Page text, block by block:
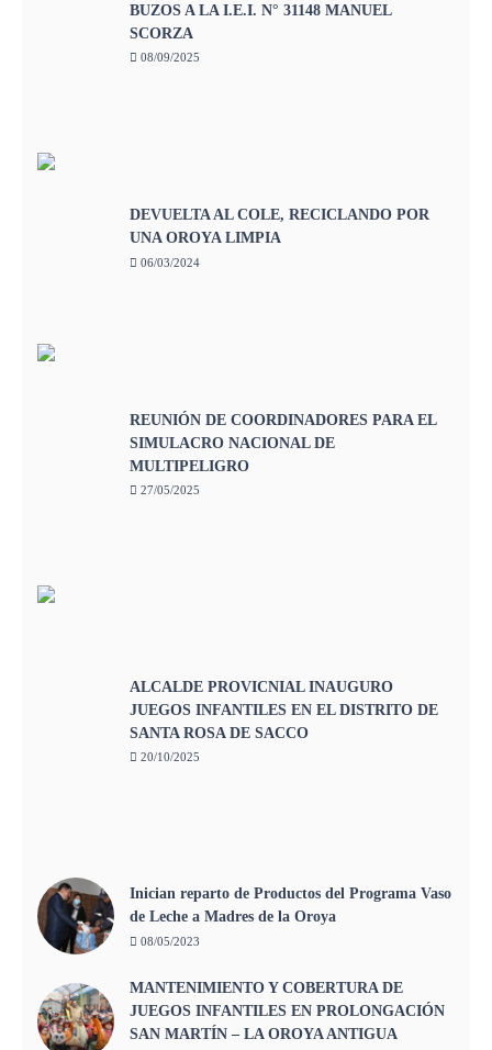
BUZOS A LA I.E.I. N° 31148 MANUEL
SCORZA
08/09/2025
DEVUELTA AL COLE, RECICLANDO POR
UNA OROYA LIMPIA
06/03/2024
REUNIÓN DE COORDINADORES PARA EL
SIMULACRO NACIONAL DE
MULTIPELIGRO
27/05/2025
ALCALDE PROVICNIAL INAUGURO
JUEGOS INFANTILES EN EL DISTRITO DE
SANTA ROSA DE SACCO
20/10/2025
Inician reparto de Productos del Programa Vaso
de Leche a Madres de la Oroya
08/05/2023
MANTENIMIENTO Y COBERTURA DE
JUEGOS INFANTILES EN PROLONGACIÓN
SAN MARTÍN – LA OROYA ANTIGUA